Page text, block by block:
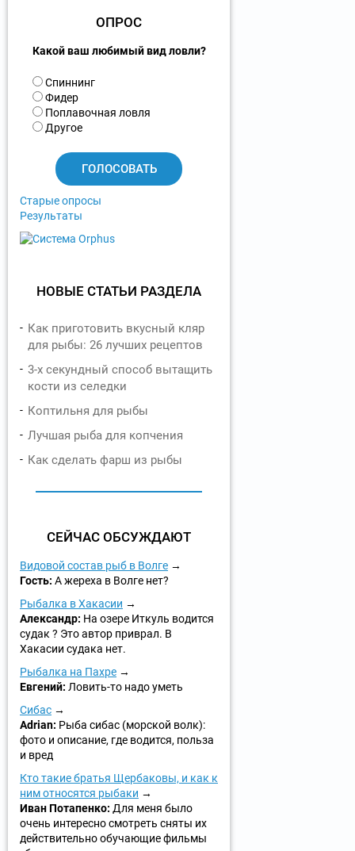
ОПРОС
Какой ваш любимый вид ловли?
В
а
р
и
Спиннинг
Фидер
Поплавочная ловля
Другое
Старые опросы
Результаты
НОВЫЕ СТАТЬИ РАЗДЕЛА
Как приготовить вкусный кляр
для рыбы: 26 лучших рецептов
3-х секундный способ вытащить
кости из селедки
Коптильня для рыбы
Лучшая рыба для копчения
Как сделать фарш из рыбы
СЕЙЧАС ОБСУЖДАЮТ
Видовой состав рыб в Волге
Гость: А жереха в Волге нет?
Рыбалка в Хакасии
Александр: На озере Иткуль водится
судак ? Это автор приврал. В
Хакасии судака нет.
Рыбалка на Пахре
Евгений: Ловить-то надо уметь
Сибас
Adrian: Рыба сибас (морской волк):
фото и описание, где водится, польза
и вред
Кто такие братья Щербаковы, и как к
ним относятся рыбаки
Иван Потапенко: Для меня было
очень интересно смотреть сняты их
действительно обучающие фильмы